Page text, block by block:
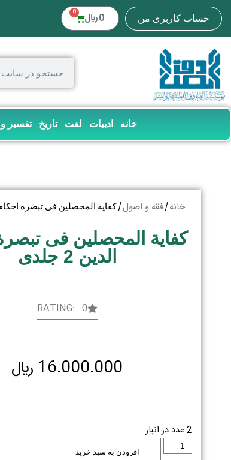
حساب کاربری من 0 ﷼ 0
خانه ادبیات لغت تاریخ تفسیر
خانه/فقه و اصول/ کفایة المحصلین فی تبصرة احکام
کفایة المحصلین فی
الدین 2 جلدی
RATING: 0
16.000.000 ﷼
2 عدد در انبار
افزودن به سبد خرید